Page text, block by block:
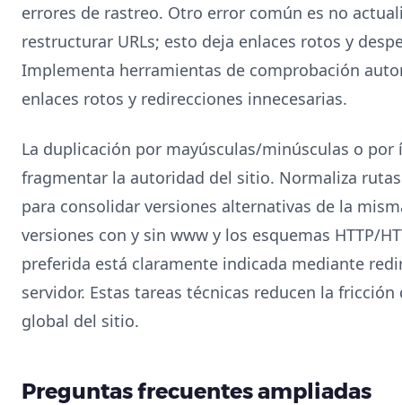
errores de rastreo. Otro error común es no
restructurar URLs; esto deja enlaces rotos y
Implementa herramientas de comprobación
enlaces rotos y redirecciones innecesarias.
La duplicación por mayúsculas/minúsculas o
fragmentar la autoridad del sitio. Normaliza
para consolidar versiones alternativas de la
versiones con y sin www y los esquemas HTTP/
preferida está claramente indicada mediante
servidor. Estas tareas técnicas reducen la
global del sitio.
Preguntas frecuentes ampliadas